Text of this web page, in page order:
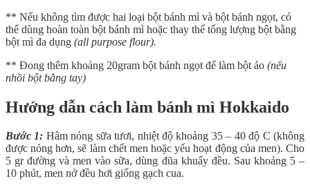
** Nếu không tìm được hai loại bột bánh mì và bột bánh ngọt, có
thể dùng hoàn toàn bột bánh mì hoặc thay thế tổng lượng bột bằng
bột mì đa dụng (all purpose flour).
** Đong thêm khoảng 20gram bột bánh ngọt để làm bột áo (nếu
nhồi bột bằng tay)
Hướng dẫn cách làm bánh mì Hokkaido
Bước 1: Hâm nóng sữa tươi, nhiệt độ khoảng 35 – 40 độ C (không
được nóng hơn, sẽ làm chết men hoặc yếu hoạt động của men). Cho
5 gr đường và men vào sữa, dùng đũa khuấy đều. Sau khoảng 5 –
10 phút, men nở đều hơi giống gạch cua.